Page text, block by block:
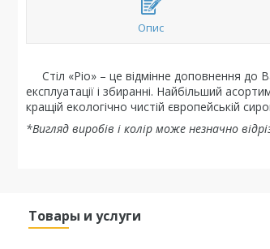
Опис
Стіл «Ріо» – це відмінне доповнення до
експлуатації і збиранні. Найбільший
кращій екологічно чистій європейській
*Вигляд виробів і колір може незначно
Товары и услуги